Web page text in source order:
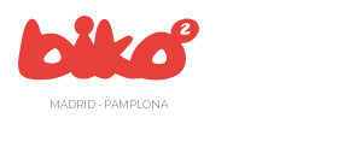
contenido
MADRID - PAMPLONA